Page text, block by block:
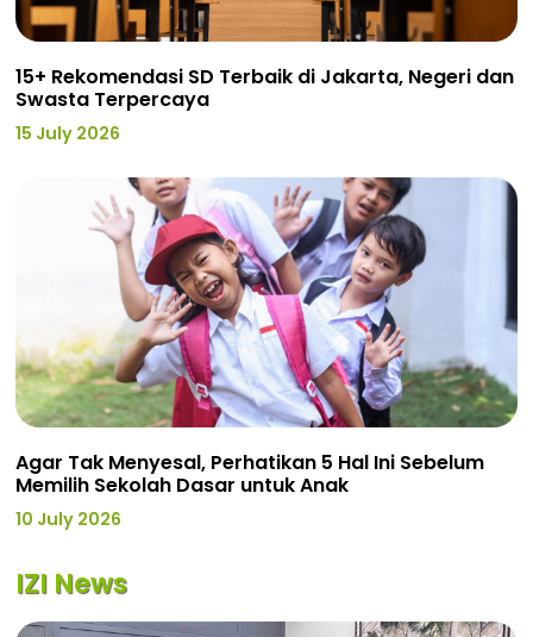
15+ Rekomendasi SD Terbaik di Jakarta, Negeri dan
Swasta Terpercaya
15 July 2026
Agar Tak Menyesal, Perhatikan 5 Hal Ini Sebelum
Memilih Sekolah Dasar untuk Anak
10 July 2026
IZI News